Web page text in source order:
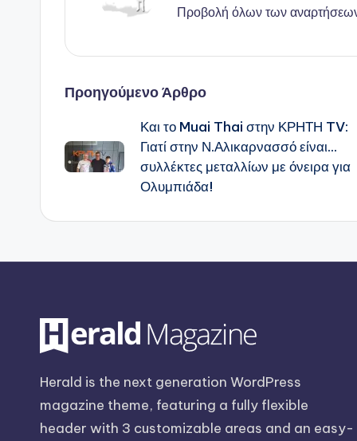
Προβολή όλων των
Πλοήγηση
δημοσιεύσεων
Προηγούμενο Άρθρο
Και το Muai Thai στην ΚΡΗΤΗ TV:
Γιατί στην Ν.Αλικαρνασσό είναι…
συλλέκτες μεταλλίων με όνειρα για
Ολυμπιάδα!
Herald is the next generation WordPress
magazine theme, featuring a fully flexible
header with 3 customizable areas and an easy-